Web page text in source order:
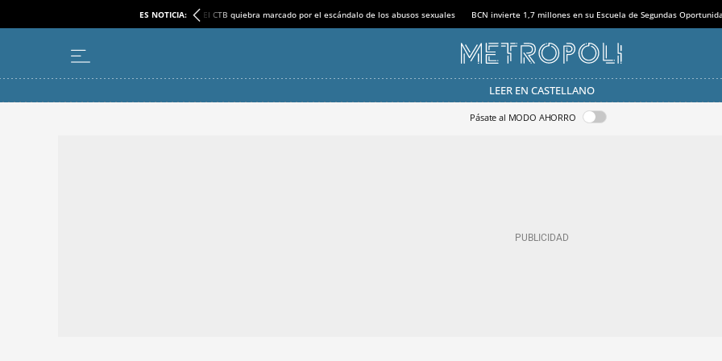
ES NOTICIA: El CTB quiebra marcado por el escándalo de los abusos sexuales BCN invierte 1,7 millones en su Escuela de Segundas
LEER EN CASTELLANO
Pásate al MODO AHORRO